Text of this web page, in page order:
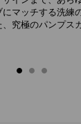
にマッチする洗練
、究極のパンプス